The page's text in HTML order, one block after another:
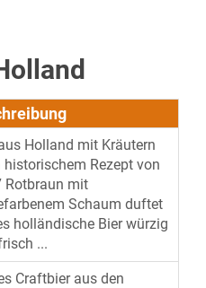
Holland mit Kräutern
historischem Rezept von
Rotbraun mit
Schaum duftet
holländische Bier würzig
...
Craftbier aus den